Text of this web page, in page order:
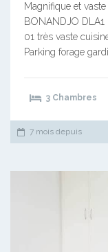
Magnifique et
BONANDJO
01 très vaste
Parking forage
3 Chambres
7 mois depuis